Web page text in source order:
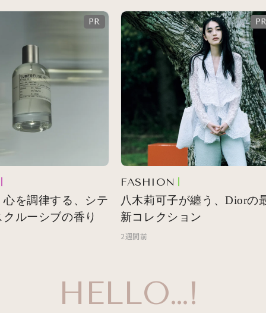
HELLO…!
調律する、シテ
ルーシブの香り
FASHION
八木莉可子が纏う、Diorの最
新コレクション
2週間前